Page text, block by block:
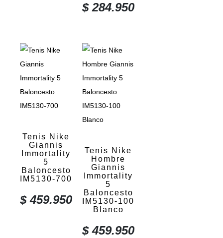
$284.950
Tenis Nike
Giannis
Immortality
5
Baloncesto
IM5130-700
$459.950
Tenis Nike
Hombre
Giannis
Immortality
5
Baloncesto
IM5130-100
Blanco
$459.950